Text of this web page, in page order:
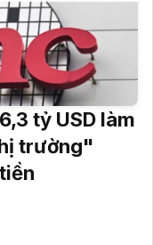
tỷ USD làm
trường"